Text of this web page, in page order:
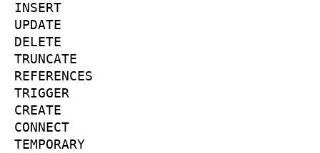
INSERT
UPDATE
DELETE
TRUNCATE
REFERENCES
TRIGGER
CREATE
CONNECT
TEMPORARY